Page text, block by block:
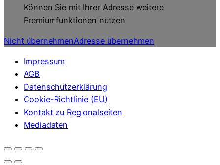
Können Sie mit Ihrer Adresse weitere
Premiumfunktionen nutzen
Nicht übernehmenAdresse übernehmen
Impressum
AGB
Datenschutzerklärung
Cookie-Richtlinie (EU)
Kontakt zu Regionalseiten
Mediadaten